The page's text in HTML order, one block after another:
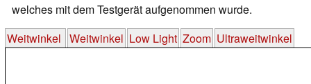
welches mit dem Testgerät aufgenommen wurde.
Weitwinkel Weitwinkel Low Light Zoom Ultraweitwinkel